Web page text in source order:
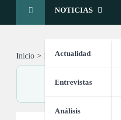
NOTICIAS
Actualidad
Entrevistas
Análisis
Inicio Deportes Fútbol